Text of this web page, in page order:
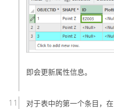
即会更新属性信息。
对于表中的第一个条目，在